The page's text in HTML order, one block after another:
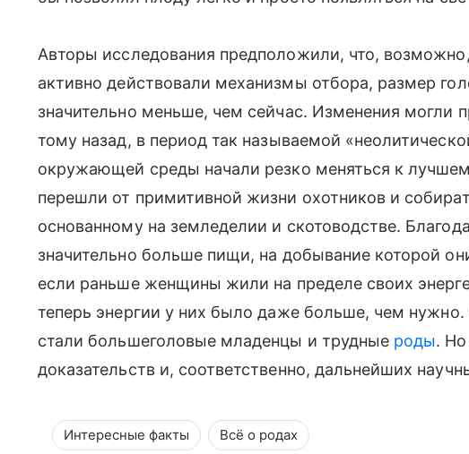
Авторы исследования предположили, что,
активно действовали механизмы отбора, размер
значительно меньше, чем сейчас. Изменения могли
тому назад, в период так называемой
окружающей среды начали резко меняться к
перешли от примитивной жизни охотников и
основанному на земледелии и скотоводстве.
значительно больше пищи, на добывание которой
если раньше женщины жили на пределе своих
теперь энергии у них было даже больше, чем нужно.
стали большеголовые младенцы и трудные роды. Но
доказательств и, соответственно, дальнейших
Интересные факты Всё о родах